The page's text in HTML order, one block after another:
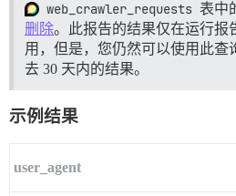
web_crawler_requests 表中
删除。此报告的结果仅在运行报
用，但是，您仍然可以使用此查
去 30 天内的结果。
示例结果
user_agent